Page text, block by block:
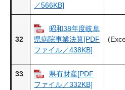
／566KB]
32
昭和38年度岐阜
県病院事業決算[PDF
ファイル／438KB]
33
県有財産[PDF
ファイル／332KB]